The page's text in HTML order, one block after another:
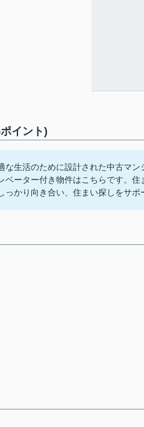
イント)
な生活のために設計された中古マ
ーター付き物件はこちらです。
かり向き合い、住まい探しをサポ